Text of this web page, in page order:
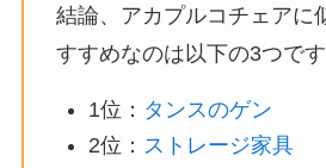
結論、アカプルコチェアに
すすめなのは以下の3つです
1位： タンスのゲン
2位： ストレージ家具